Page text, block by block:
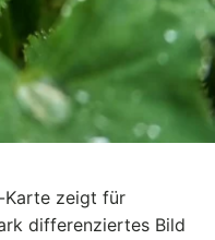
Karte zeigt für
differenziertes Bild